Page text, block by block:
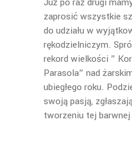
zaprosić wszystkie
do udziału w
rękodzielniczym.
rekord wielkości ”
Parasola” nad
ubiegłego roku.
swoją pasją,
tworzeniu tej barwnej